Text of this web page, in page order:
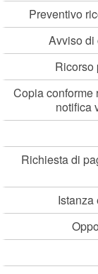
Preventivo
Avviso di
Ricorso
Copia conforme
notifica
Richiesta di
Istanza